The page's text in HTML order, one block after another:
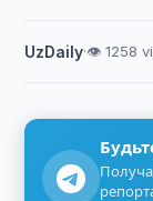
UzDaily·👁 1258